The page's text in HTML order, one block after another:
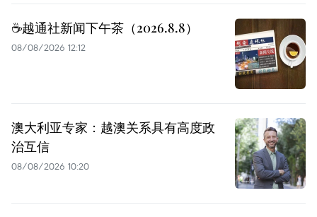
☕️越通社新闻下午茶（2026.8.8）
08/08/2026 12:12
澳大利亚专家：越澳关系具有高度政
治互信
08/08/2026 10:20